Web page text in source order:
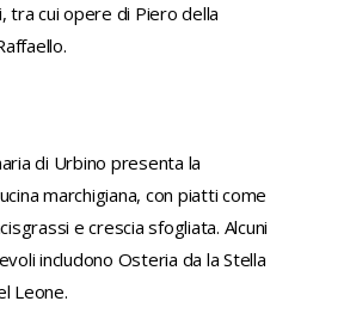
tra cui opere di Piero della
di Urbino presenta la
marchigiana, con piatti come
e crescia sfogliata. Alcuni
includono Osteria da la Stella
Leone.